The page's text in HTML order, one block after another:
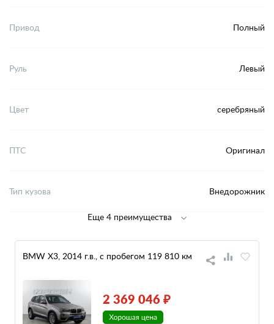
Привод Полный
Руль Левый
Цвет серебряный
ПТС Оригинал
Тип кузова Внедорожник
Еще 4 преимущества
BMW X3, 2014 г.в., с пробегом 119 810 км
2 369 046 ₽